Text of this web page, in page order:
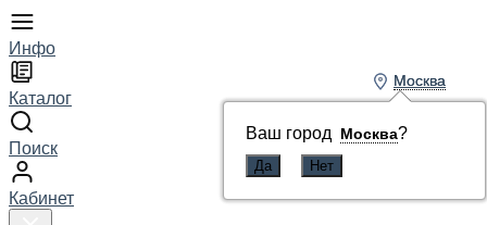
Инфо
Каталог
Поиск
Кабинет
Москва
Ваш город Москва?
Москва
Ваш город Москва?